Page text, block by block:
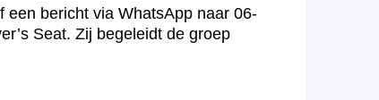
een bericht via WhatsApp naar 06-
Seat. Zij begeleidt de groep